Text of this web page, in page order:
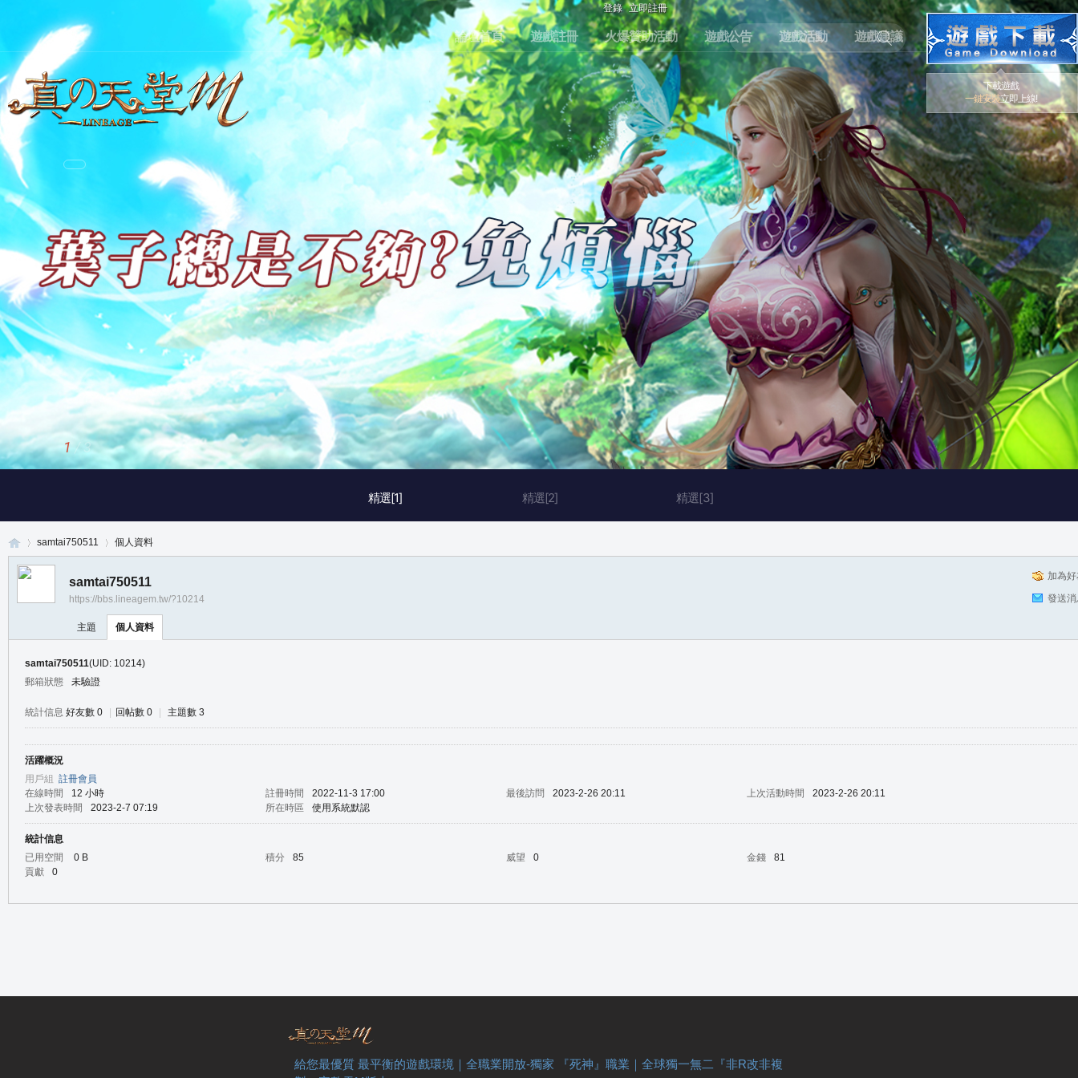
登錄 立即註冊
論壇首頁 遊戲註冊 火爆贊助活動 遊戲公告 遊戲活動 遊戲建議
下載遊戲
一鍵安裝立即上線!
精選[1] 精選[2] 精選[3]
1 / 3
samtai750511 個人資料
加為
發送
samtai750511
https://bbs.lineagem.tw/?10214
主題 個人資料
samtai750511(UID: 10214)
郵箱狀態
未驗證
統計信息 好友數 0 回帖數 0 主題數 3
活躍概況
用戶組 註冊會員
在線時間
12 小時 註冊時間 2022-11-3 17:00 最後訪問 2023-2-26 20:11 上次活動時間
2023-2-26 20:11
上次發表時間
2023-2-7 07:19 所在時區 使用系統默認
統計信息
已用空間
0 B 積分 85 威望 0 金錢
81
貢獻
0
給您最優質 最平衡的遊戲環境｜全職業開放-獨家 『死神』職業｜全球獨一無二『非R改非複